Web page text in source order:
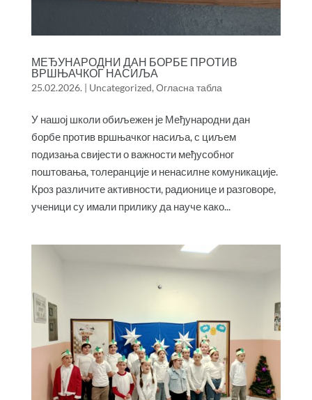
МЕЂУНАРОДНИ ДАН БОРБЕ ПРОТИВ
ВРШЊАЧКОГ НАСИЉА
25.02.2026. | Uncategorized, Огласна табла
У нашој школи обиљежен је Међународни дан
борбе против вршњачког насиља, с циљем
подизања свијести о важности међусобног
поштовања, толеранције и ненасилне комуникације.
Кроз различите активности, радионице и разговоре,
ученици су имали прилику да науче како...